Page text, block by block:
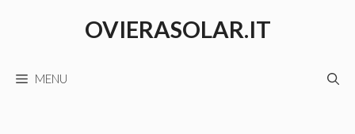
OVIERASOLAR.IT
MENU